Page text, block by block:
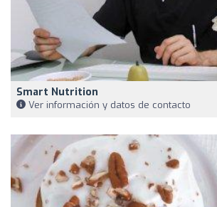
Smart Nutrition
Ver información y datos de contacto